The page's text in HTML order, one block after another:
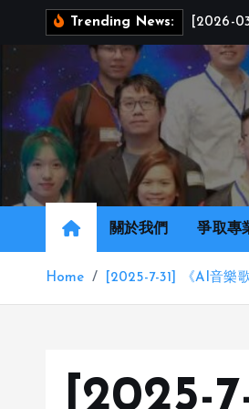
o
n
t
Trending News: 2026 -0
關於我們 爭取專
Home [2025-7-31] 《AI音樂
[2025-